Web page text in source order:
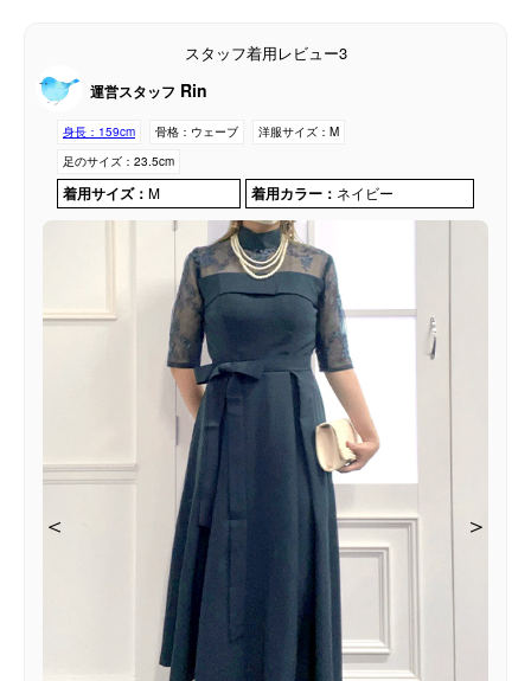
スタッフ着用レビュー3
運営スタッフ Rin
身長： 159cm 骨格： ウェーブ 洋服サイズ： M
足のサイズ： 23.5cm
着用サイズ： M 着用カラー： ネイビー
＜ ＞
＜ ＞
＜ ＞